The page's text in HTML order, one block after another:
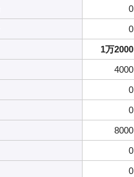
0
0
1万2000
4000
0
0
8000
0
0